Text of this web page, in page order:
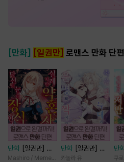
[만화] [일권만] 로맨스 만화 단
만화
[일권만] 실
례지만 약혼자님,
Mashiro / Memeko
만화
[일권만] 죽
을 뻔한 늑대가 운
카놀라 유
만
게
쿠